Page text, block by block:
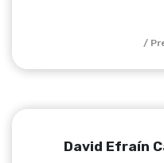
/
David Efraín